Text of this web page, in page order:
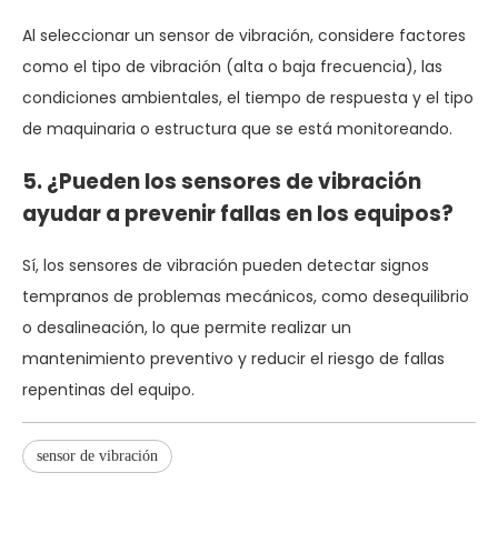
Al seleccionar un sensor de vibración, considere factores
como el tipo de vibración (alta o baja frecuencia), las
condiciones ambientales, el tiempo de respuesta y el tipo
de maquinaria o estructura que se está monitoreando.
5. ¿Pueden los sensores de vibración
ayudar a prevenir fallas en los equipos?
Sí, los sensores de vibración pueden detectar signos
tempranos de problemas mecánicos, como desequilibrio
o desalineación, lo que permite realizar un
mantenimiento preventivo y reducir el riesgo de fallas
repentinas del equipo.
sensor de vibración